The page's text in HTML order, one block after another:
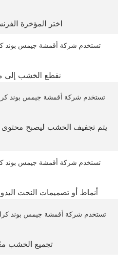
اختر المؤخرة
نقطع الخشب إلى
أنماط أو تصميمات النحت
تجميع الخشب